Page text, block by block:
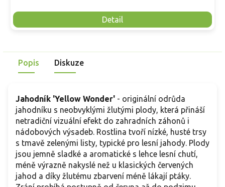
Detail
Popis Diskuze
Jahodník 'Yellow Wonder' - originální odrůda
jahodníku s neobvyklými žlutými plody, která přináší
netradiční vizuální efekt do zahradních záhonů i
nádobových výsadeb. Rostlina tvoří nízké, husté trsy
s tmavě zelenými listy, typické pro lesní jahody. Plody
jsou jemně sladké a aromatické s lehce lesní chutí,
méně výrazně nakyslé než u klasických červených
jahod a díky žlutému zbarvení méně lákají ptáky.